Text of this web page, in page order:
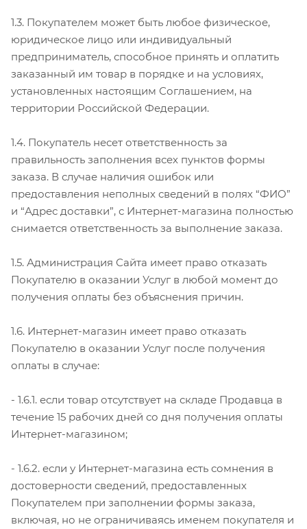
1.3. Покупателем может быть любое физическое,
юридическое лицо или индивидуальный
предприниматель, способное принять и оплатить
заказанный им товар в порядке и на условиях,
установленных настоящим Соглашением, на
территории Российской Федерации.
1.4. Покупатель несет ответственность за
правильность заполнения всех пунктов формы
заказа. В случае наличия ошибок или
предоставления неполных сведений в полях “ФИО”
и “Адрес доставки”, с Интернет-магазина полностью
снимается ответственность за выполнение заказа.
1.5. Администрация Сайта имеет право отказать
Покупателю в оказании Услуг в любой момент до
получения оплаты без объяснения причин.
1.6. Интернет-магазин имеет право отказать
Покупателю в оказании Услуг после получения
оплаты в случае:
- 1.6.1. если товар отсутствует на складе Продавца в
течение 15 рабочих дней со дня получения оплаты
Интернет-магазином;
- 1.6.2. если у Интернет-магазина есть сомнения в
достоверности сведений, предоставленных
Покупателем при заполнении формы заказа,
включая, но не ограничиваясь именем покупателя и